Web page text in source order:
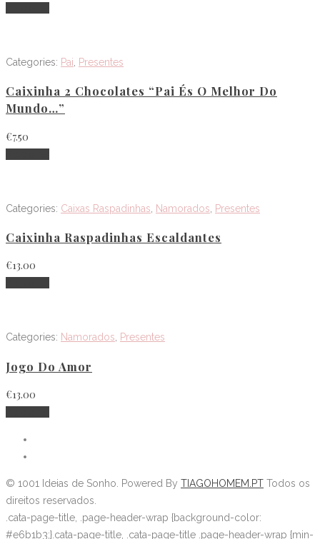
Categories: Pai Presentes
Caixinha 2 Chocolates “Pai És O Melhor Do
Mundo…”
€7.50
Categories: Caixas Raspadinhas Namorados Presentes
Caixinha Raspadinhas Escaldantes
€13.00
Categories: Namorados, Presentes
Jogo Do Amor
€13.00
© 1001 Ideias de Sonho . Powered By TIAGOHOMEM.PT Todos os
direitos reservados.
.cata-page-title, .page-header-wrap {background-color:
#e6b1b3;}.cata-page-title, .cata-page-title .page-header-wrap {min-